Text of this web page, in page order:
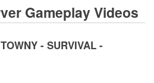
Gameplay Videos
- SURVIVAL -